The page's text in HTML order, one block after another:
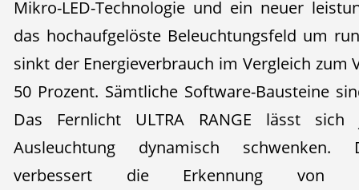
Mikro-LED-Technologie und ein neuer
das hochaufgelöste Beleuchtungsfeld um
sinkt der Energieverbrauch im Vergleich zum
50 Prozent. Sämtliche Software-Bausteine
Das Fernlicht ULTRA RANGE lässt
Ausleuchtung dynamisch schwenken.
verbessert die Erkennung von